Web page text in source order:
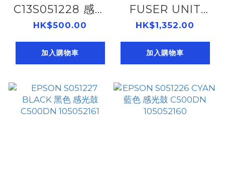
C13S051228 感光
鼓 M300
105052171
HK$500.00
加入購物車
FUSER UNIT
C300N
105052162
HK$1,352.00
加入購物車